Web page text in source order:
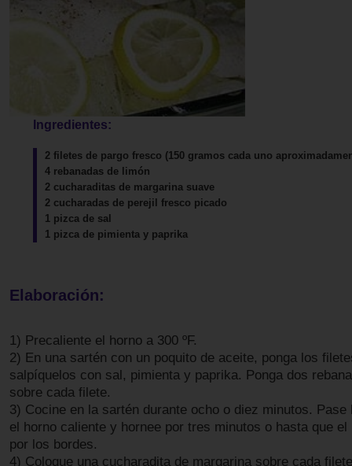
Ingredientes:
2 filetes de pargo fresco (150 gramos cada uno
4 rebanadas de limón
2 cucharaditas de margarina suave
2 cucharadas de perejil fresco picado
1 pizca de sal
1 pizca de pimienta y paprika
Elaboración:
1) Precaliente el horno a 300 ºF.
2) En una sartén con un poquito de aceite, ponga los
salpíquelos con sal, pimienta y paprika. Ponga dos
sobre cada filete.
3) Cocine en la sartén durante ocho o diez minutos. Pase
el horno caliente y hornee por tres minutos o hasta que el
por los bordes.
4) Coloque una cucharadita de margarina sobre cada